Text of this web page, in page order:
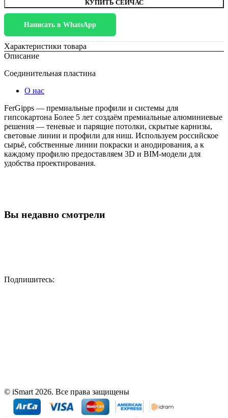
пластина
КУПИТЬ СЕЙЧАС
Написать в WhatsApp
Характеристики товара
Описание
Соединительная пластина
О нас
FerGipps — премиальные профили и системы для
гипсокартона Более 5 лет создаём премиальные алюминиевые
решения — теневые и парящие потолки, скрытые карнизы,
световые линии и профили для ниш. Используем российское
сырьё, собственные линии покраски и анодирования, а к
каждому профилю предоставляем 3D и BIM-модели для
удобства проектирования.
Вы недавно смотрели
Подпишитесь:
© iSmart 2026. Все права защищены